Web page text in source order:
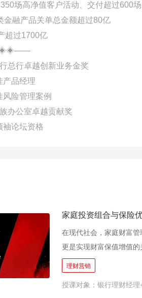
场高净值客户活动、交付超过600
金融产品关单总金额超过80亿
超过1700亿
◈◈——
总行卓越创新业务金奖
产品经理
险管理案例
办公室卓越贡献奖
家庭投资组合与保险
在现代社会，家庭财富
更是实现财富保值增值
理财产品、国债、股票
具可以满足投资者的所
理中具有重要的、独特
理财营销
授课对象：银行理财经